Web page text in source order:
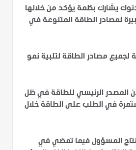
يشارك بكلمة يؤكد من خلالها
لمصادر الطاقة المتنوعة في
لجميع مصادر الطاقة لتلبية نمو
المصدر الرئيسي للطاقة في ظل
في الطلب على الطاقة خلال
المسؤول فيما تمضي في